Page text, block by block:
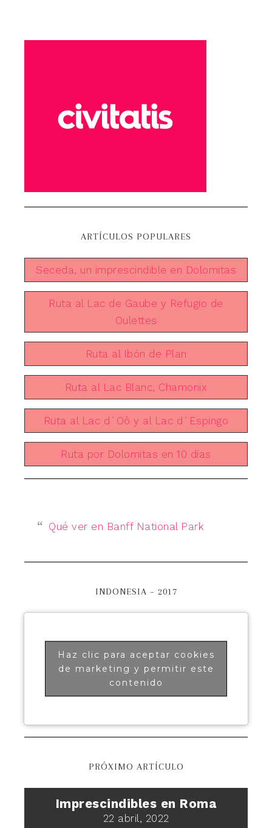
ARTÍCULOS POPULARES
Seceda, un imprescindible en Dolomitas
Ruta al Lac de Gaube y Refugio de
Oulettes
Ruta al Ibón de Plan
Ruta al Lac Blanc, Chamonix
Ruta al Lac d´Oô y al Lac d´Espingo
Ruta por Dolomitas en 10 días
Qué ver en Banff National Park
INDONESIA – 2017
Haz clic para aceptar cookies
de marketing y permitir este
contenido
PRÓXIMO ARTÍCULO
Imprescindibles en Roma
22 abril, 2022